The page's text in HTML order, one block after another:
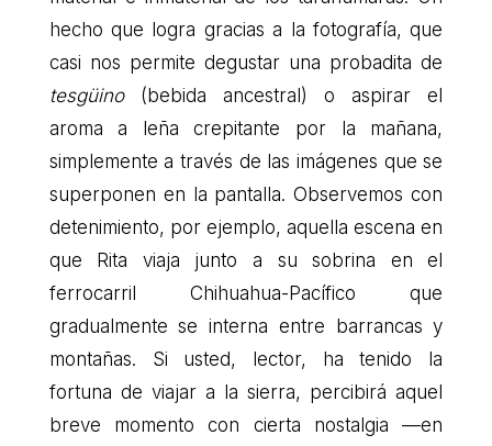
hecho que logra gracias a la fotografía, que
casi nos permite degustar una probadita de
tesgüino(bebida ancestral) o aspirar el
aroma a leña crepitante por la mañana,
simplemente a través de las imágenes que se
superponen en la pantalla. Observemos con
detenimiento, por ejemplo, aquella escena en
que Rita viaja junto a su sobrina en el
ferrocarril Chihuahua-Pacífico que
gradualmente se interna entre barrancas y
montañas. Si usted, lector, ha tenido la
fortuna de viajar a la sierra, percibirá aquel
breve momento con cierta nostalgia —en